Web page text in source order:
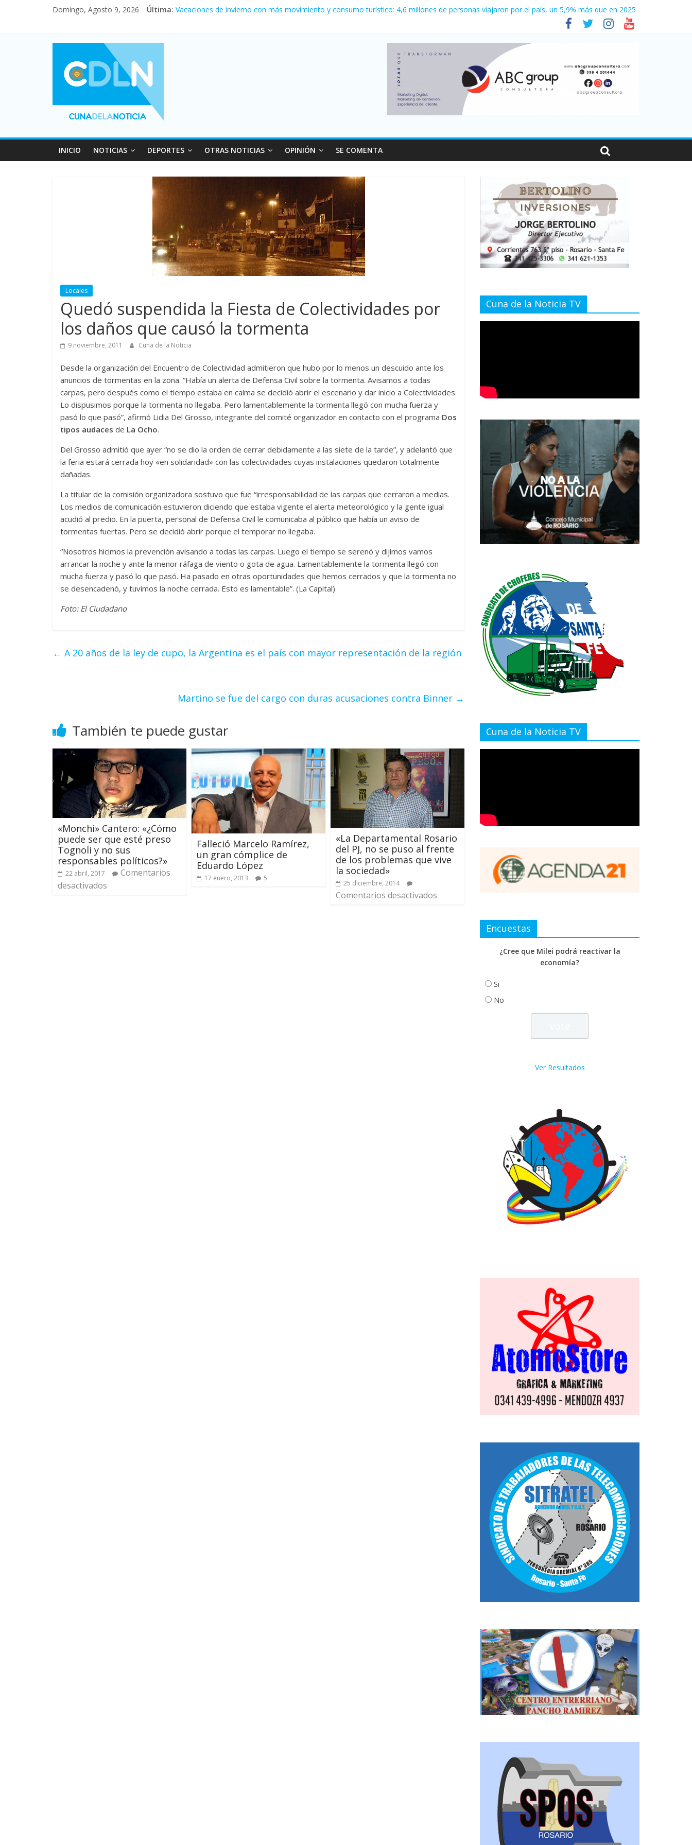
Domingo, Agosto 9, 2026 Última: Vacaciones de invierno con más movimiento y consumo turístico: 4,6 millones de personas viajaron por el país, un 5,9% más que en 2025
La morosidad alcanzó su nivel más alto en dos décadas y ya afecta a 400 mil deudores en Santa Fe
Desde que asumió Milei cerraron 41.000 kioscos: el sector denuncia crisis como en 2001
INICIO NOTICIAS DEPORTES OTRAS NOTICIAS OPINIÓN SE COMENTA
Locales
Quedó suspendida la Fiesta de Colectividades por
los daños que causó la tormenta
9 noviembre, 2011 Cuna de la Noticia
Desde la organización del Encuentro de Colectividad admitieron que hubo por lo menos un descuido ante los
anuncios de tormentas en la zona. “Había un alerta de Defensa Civil sobre la tormenta. Avisamos a todas
carpas, pero después como el tiempo estaba en calma se decidió abrir el escenario y dar inicio a Colectividades.
Lo dispusimos porque la tormenta no llegaba. Pero lamentablemente la tormenta llegó con mucha fuerza y
pasó lo que pasó”, afirmó Lidia Del Grosso, integrante del comité organizador en contacto con el programa Dos
tipos audaces de La Ocho.
Del Grosso admitió que ayer “no se dio la orden de cerrar debidamente a las siete de la tarde”, y adelantó que
la feria estará cerrada hoy «en solidaridad» con las colectividades cuyas instalaciones quedaron totalmente
dañadas.
La titular de la comisión organizadora sostuvo que fue “irresponsabilidad de las carpas que cerraron a medias.
Los medios de comunicación estuvieron diciendo que estaba vigente el alerta meteorológico y la gente igual
acudió al predio. En la puerta, personal de Defensa Civil le comunicaba al público que había un aviso de
tormentas fuertas. Pero se decidió abrir porque el temporar no llegaba.
“Nosotros hicimos la prevención avisando a todas las carpas. Luego el tiempo se serenó y dijimos vamos
arrancar la noche y ante la menor ráfaga de viento o gota de agua. Lamentablemente la tormenta llegó con
mucha fuerza y pasó lo que pasó. Ha pasado en otras oportunidades que hemos cerrados y que la tormenta no
se desencadenó, y tuvimos la noche cerrada. Esto es lamentable”. (La Capital)
Foto: El Ciudadano
← A 20 años de la ley de cupo, la Argentina es el país con mayor representación de la región
Martino se fue del cargo con duras acusaciones contra Binner →
También te puede gustar
«Monchi» Cantero: «¿Cómo
puede ser que esté preso
Tognoli y no sus
responsables políticos?»
22 abril, 2017
Comentarios
desactivados
Falleció Marcelo Ramírez,
un gran cómplice de
Eduardo López
17 enero, 2013 5
«La Departamental Rosario
del PJ, no se puso al frente
de los problemas que vive
la sociedad»
25 diciembre, 2014
Comentarios desactivados
Cuna de la Noticia TV
Cuna de la Noticia TV
Encuestas
¿Cree que Milei podrá reactivar la
economía?
Si
No
Ver Resultados